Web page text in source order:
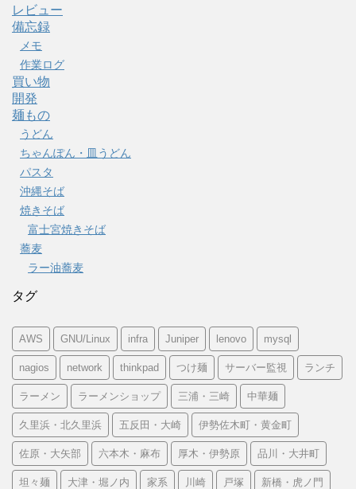
レビュー
備忘録
メモ
作業ログ
買い物
開発
麺もの
うどん
ちゃんぽん・皿うどん
パスタ
沖縄そば
焼きそば
富士宮焼きそば
蕎麦
ラー油蕎麦
タグ
AWS GNU/Linux infra Juniper lenovo mysql
nagios network thinkpad つけ麺 サーバー監視 ランチ
ラーメン ラーメンショップ 三浦・三崎 中華麺
久里浜・北久里浜 五反田・大崎 伊勢佐木町・黄金町
佐原・大矢部 六本木・麻布 厚木・伊勢原 品川・大井町
坦々麺 大津・堀ノ内 家系 川崎 戸塚 新橋・虎ノ門